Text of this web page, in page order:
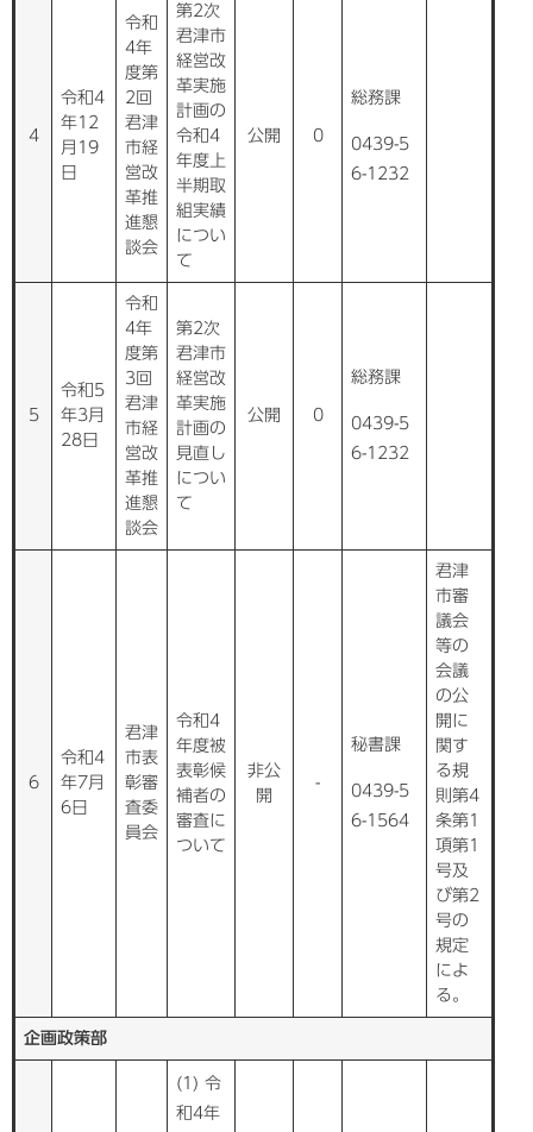
4
令和4
年12
月19
日
令和
4年
度第
2回
君津
市経
営改
革推
進懇
談会
第2次
君津市
経営改
革実施
計画の
令和4
年度上
半期取
組実績
につい
て
公開 0
総務課
0439-5
6-1232
5
令和5
年3月
28日
令和
4年
度第
3回
君津
市経
営改
革推
進懇
談会
第2次
君津市
経営改
革実施
計画の
見直し
につい
て
公開 0
総務課
0439-5
6-1232
6
令和4
年7月
6日
君津
市表
彰審
査委
員会
令和4
年度被
表彰候
補者の
審査に
ついて
非公
開
-
秘書課
0439-5
6-1564
君津
市審
議会
等の
会議
の公
開に
関す
る規
則第4
条第1
項第1
号及
び第2
号の
規定
によ
る。
企画政策部
(1) 令
和4年